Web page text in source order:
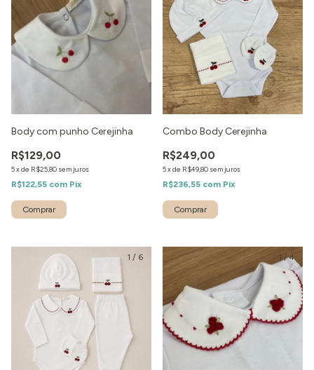
Body com punho Cerejinha
R$129,00
5xde R$25,80 sem juros
R$122,55 com Pix
Combo Body Cerejinha
R$249,00
5xde R$49,80 sem juros
R$236,55 com Pix
1 / 6 1 /4